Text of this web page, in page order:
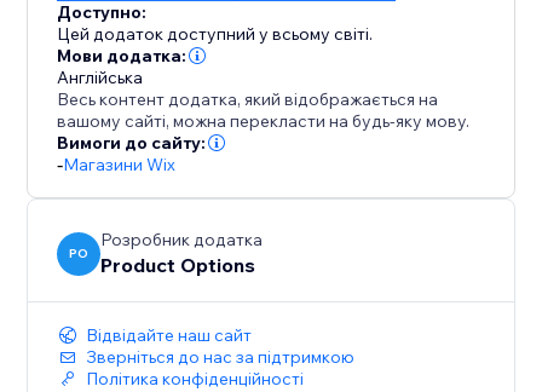
Доступно:
Цей додаток доступний у всьому світі.
Мови додатка:
Англійська
Весь контент додатка, який відображається на
вашому сайті, можна перекласти на будь-яку мову.
Вимоги до сайту:
-Магазини Wix
PO
Розробник додатка
Product Options
Відвідайте наш сайт
Зверніться до нас за підтримкою
Політика конфіденційності